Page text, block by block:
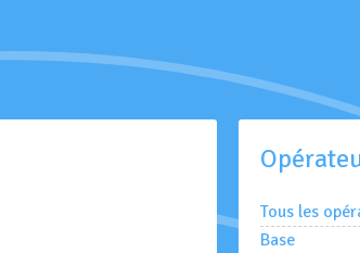
Tous les
Base